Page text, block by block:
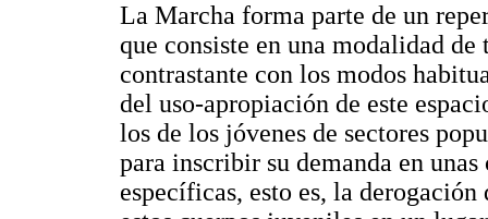
La Marcha forma parte de un
que consiste en una modalidad
contrastante con los modos
del uso-apropiación de este
los de los jóvenes de sectores
para inscribir su demanda en
específicas, esto es, la